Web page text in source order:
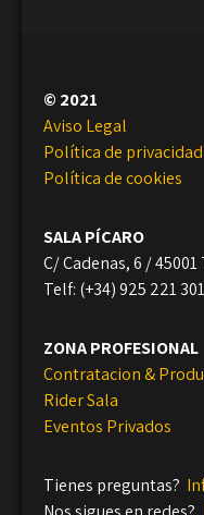
© 2021
Aviso Legal
Política de privacidad
Política de cookies
SALA PÍCARO
C/ Cadenas, 6 /
Telf: (+34) 925 221 301
ZONA PROFESIONAL
Contratacion &
Rider Sala
Eventos Privados
Tienes preguntas?